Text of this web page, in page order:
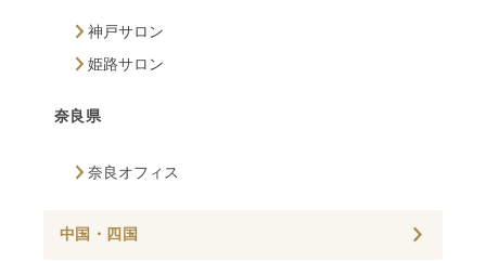
神戸サロン
姫路サロン
奈良県
奈良オフィス
中国・四国